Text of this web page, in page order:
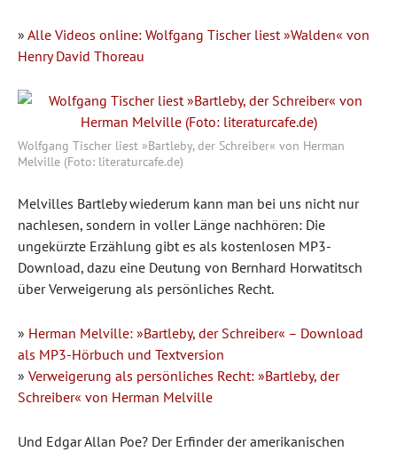
» Alle Videos online: Wolfgang Tischer liest »Walden« von
Henry David Thoreau
Wolfgang Tischer liest »Bartleby, der Schreiber« von Herman
Melville (Foto: literaturcafe.de)
Melvilles Bartleby wiederum kann man bei uns nicht nur
nachlesen, sondern in voller Länge nachhören: Die
ungekürzte Erzählung gibt es als kostenlosen MP3-
Download, dazu eine Deutung von Bernhard Horwatitsch
über Verweigerung als persönliches Recht.
» Herman Melville: »Bartleby, der Schreiber« – Download
als MP3-Hörbuch und Textversion
» Verweigerung als persönliches Recht: »Bartleby, der
Schreiber« von Herman Melville
Und Edgar Allan Poe? Der Erfinder der amerikanischen